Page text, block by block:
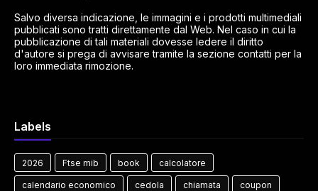
Salvo diversa indicazione, le immagini e i prodotti multimediali
pubblicati sono tratti direttamente dal Web. Nel caso in cui la
pubblicazione di tali materiali dovesse ledere il diritto
d'autore si prega di avvisare tramite la sezione contatti per la
loro immediata rimozione.
Labels
2026 Ftse mib book calcolatore
calendario economico cedola chiamata coupon